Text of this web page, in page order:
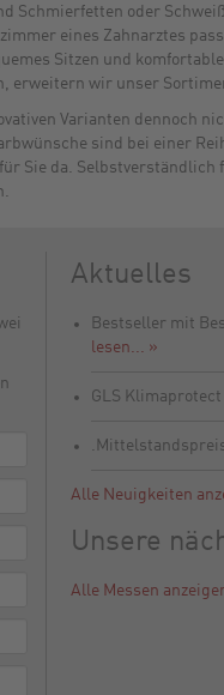
Schmierfetten oder
eines Zahnarztes
Sitzen und
erweitern wir unser
Varianten dennoch
sind bei einer
Sie da.
Aktuelles
Bestseller mit
lesen... »
GLS Klimaprotect
Alle Neuigkeiten
Unsere
Alle Messen